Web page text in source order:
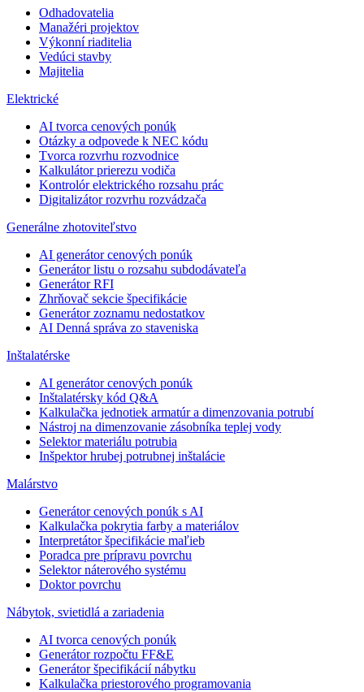
Odhadovatelia
Manažéri projektov
Výkonní riaditelia
Vedúci stavby
Majitelia
Elektrické
AI tvorca cenových ponúk
Otázky a odpovede k NEC kódu
Tvorca rozvrhu rozvodnice
Kalkulátor prierezu vodiča
Kontrolór elektrického rozsahu prác
Digitalizátor rozvrhu rozvádzača
Generálne zhotoviteľstvo
AI generátor cenových ponúk
Generátor listu o rozsahu subdodávateľa
Generátor RFI
Zhrňovač sekcie špecifikácie
Generátor zoznamu nedostatkov
AI Denná správa zo staveniska
Inštalatérske
AI generátor cenových ponúk
Inštalatérsky kód Q&A
Kalkulačka jednotiek armatúr a dimenzovania potrubí
Nástroj na dimenzovanie zásobníka teplej vody
Selektor materiálu potrubia
Inšpektor hrubej potrubnej inštalácie
Malárstvo
Generátor cenových ponúk s AI
Kalkulačka pokrytia farby a materiálov
Interpretátor špecifikácie maľieb
Poradca pre prípravu povrchu
Selektor náterového systému
Doktor povrchu
Nábytok, svietidlá a zariadenia
AI tvorca cenových ponúk
Generátor rozpočtu FF&E
Generátor špecifikácií nábytku
Kalkulačka priestorového programovania